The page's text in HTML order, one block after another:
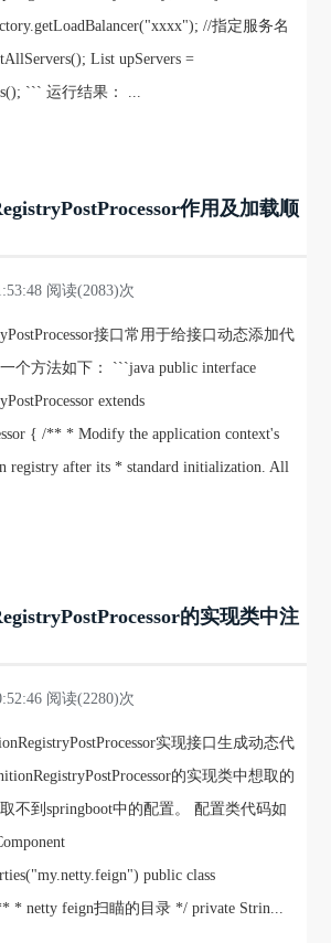
//指定服务名
List upServers =
``` 运行结果： ...
作用及加载顺
阅读(2083)次
接口常用于给接口动态添加代
个方法如下： ```java public interface
extends
{ /** * Modify the application context's
registry after its * standard initialization. All
的实现类中注
阅读(2280)次
实现接口生成动态代
的实现类中想取的
不到springboot中的配置。 配置类代码如
public class
* netty feign扫瞄的目录 */ private Strin...